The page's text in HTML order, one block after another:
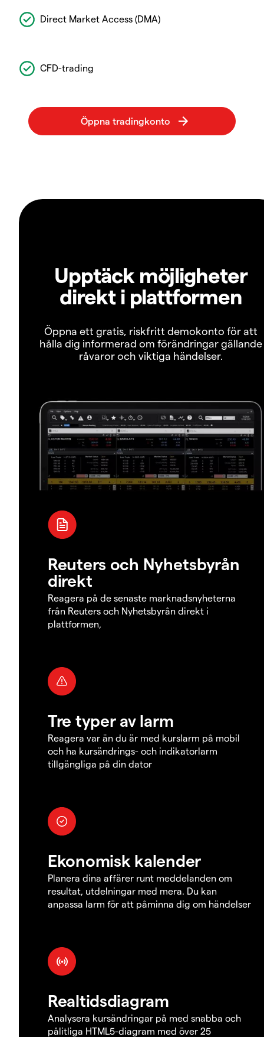
Direct Market Access (DMA)
CFD-trading
Upptäck möjligheter
direkt i plattformen
Öppna ett gratis, riskfritt demokonto för att
hålla dig informerad om förändringar gällande
råvaror och viktiga händelser.
Reuters och Nyhetsbyrån
direkt
Reagera på de senaste marknadsnyheterna
från Reuters och Nyhetsbyrån direkt i
plattformen,
Tre typer av larm
Reagera var än du är med kurslarm på mobil
och ha kursändrings- och indikatorlarm
tillgängliga på din dator
Ekonomisk kalender
Planera dina affärer runt meddelanden om
resultat, utdelningar med mera. Du kan
anpassa larm för att påminna dig om händelser
Realtidsdiagram
Analysera kursändringar på med snabba och
pålitliga HTML5-diagram med över 25